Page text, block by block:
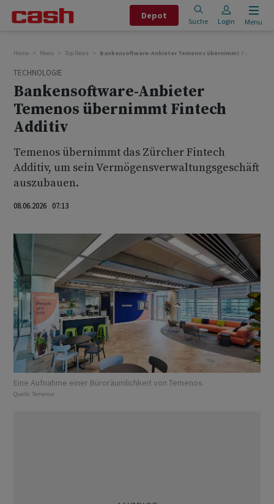
Depot
Suche Login Menu
Home News Top News Bankensoftware-Anbieter Temenos übernimmt Fintech
TECHNOLOGIE
Bankensoftware-Anbieter
Temenos übernimmt Fintech
Additiv
Temenos übernimmt das Zürcher Fintech
Additiv, um sein Vermögensverwaltungsgeschäft
auszubauen.
08.06.2026 07:13
Eine Aufnahme einer Büroräumlichkeit von Temenos.
Quelle: Temenos